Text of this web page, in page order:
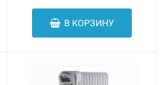
В КОРЗИНУ